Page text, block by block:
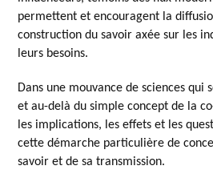
permettent et encouragent la
construction du savoir axée sur les
leurs besoins.
Dans une mouvance de sciences qui
et au-delà du simple concept de la
les implications, les effets et les
cette démarche particulière de
savoir et de sa transmission.